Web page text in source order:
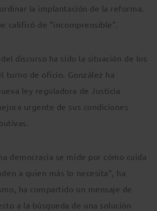
la implantación de la reforma.
calificó de “incomprensible”.
discurso ha sido la situación de los
turno de oficio. González ha
ley reguladora de Justicia
urgente de sus condiciones
democracia se mide por cómo cuida
a quien más lo necesita”, ha
ha compartido un mensaje de
a la búsqueda de una solución